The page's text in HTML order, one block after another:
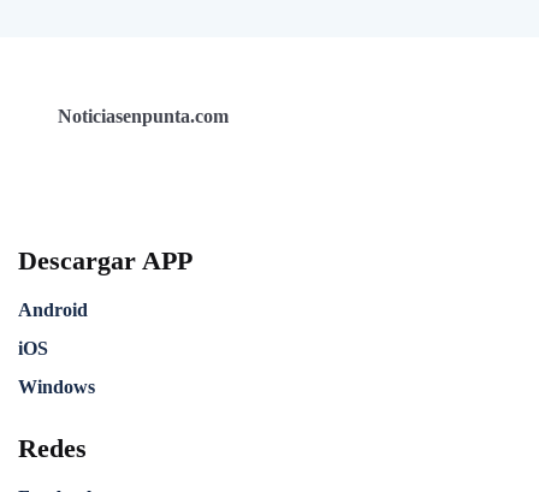
Noticiasenpunta.com
Descargar APP
Android
iOS
Windows
Redes